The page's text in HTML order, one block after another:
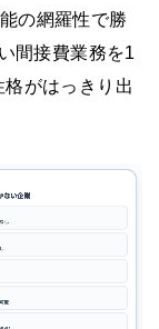
の網羅性で勝
間接費業務を1
がはっきり出